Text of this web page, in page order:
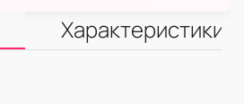
Характеристики